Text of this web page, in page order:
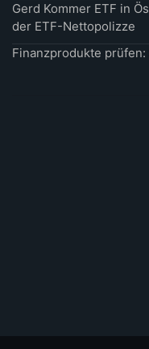
Gerd Kommer ETF in
der ETF-Nettopolizze
Finanzprodukte